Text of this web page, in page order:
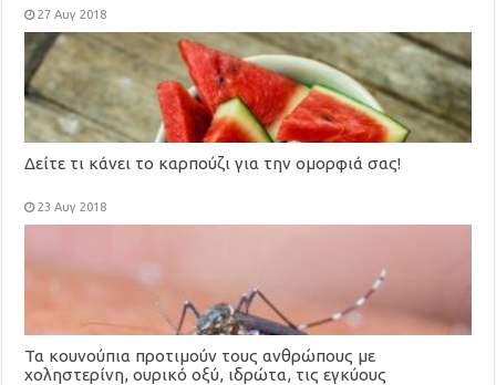
27 Αυγ 2018
Δείτε τι κάνει το καρπούζι για την ομορφιά σας!
23 Αυγ 2018
Τα κουνούπια προτιμούν τους ανθρώπους με
χοληστερίνη, ουρικό οξύ, ιδρώτα, τις εγκύους